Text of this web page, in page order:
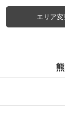
エリア変